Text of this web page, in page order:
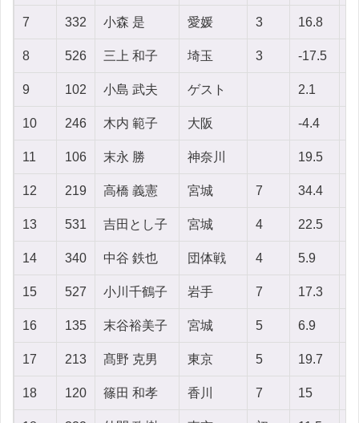
7 332 小森 是 愛媛 3 16.8
8 526 三上 和子 埼玉 3 -17.5
9 102 小島 武夫 ゲスト 2.1
10 246 木内 範子 大阪 -4.4
11 106 末永 勝 神奈川 19.5
12 219 高橋 義憲 宮城 7 34.4
13 531 吉田とし子 宮城 4 22.5
14 340 中谷 鉄也 団体戦 4 5.9
15 527 小川千鶴子 岩手 7 17.3
16 135 末谷裕美子 宮城 5 6.9
17 213 髙野 克男 東京 5 19.7
18 120 篠田 和孝 香川 7 15